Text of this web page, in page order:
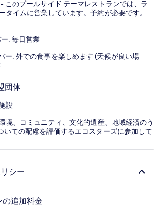
このプールサイド テーマレストランでは、ラ
タイムに営業しています。予約が必要です。
. 毎日営業
ー. 外での食事を楽しめます (天候が良い場
団体
設
境、コミュニティ、文化的遺産、地域経済のう
いての配慮を評価するエコスターズに参加して
シー
の追加料金